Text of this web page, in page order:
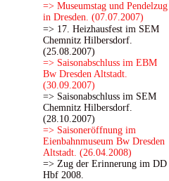
=> Museumstag und Pendelzug
in Dresden. (07.07.2007)
=> 17. Heizhausfest im SEM
Chemnitz Hilbersdorf.
(25.08.2007)
=> Saisonabschluss im EBM
Bw Dresden Altstadt.
(30.09.2007)
=> Saisonabschluss im SEM
Chemnitz Hilbersdorf.
(28.10.2007)
=> Saisoneröffnung im
Eienbahnmuseum Bw Dresden
Altstadt. (26.04.2008)
=> Zug der Erinnerung im DD
Hbf 2008.